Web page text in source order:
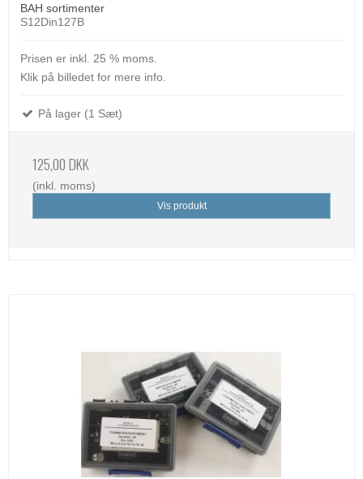
BAH sortimenter
S12Din127B
Prisen er inkl. 25 % moms.
Klik på billedet for mere info.
På lager (1 Sæt)
125,00 DKK
(inkl. moms)
Vis produkt